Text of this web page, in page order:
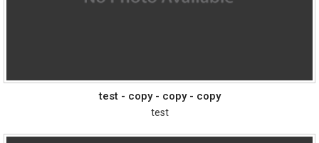
test - copy - copy - copy
test